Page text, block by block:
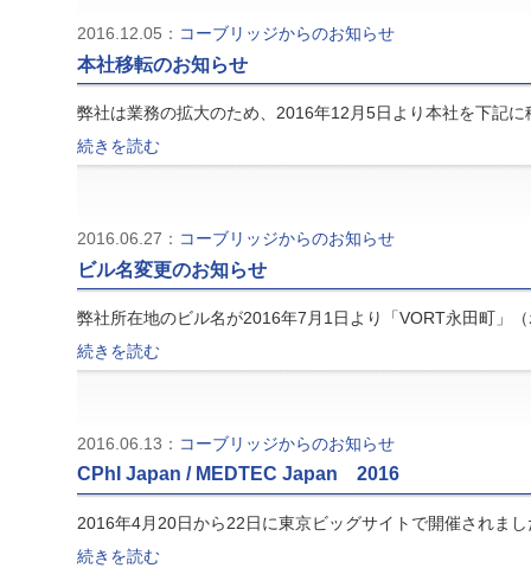
2016.12.05： コーブリッジからのお知らせ
本社移転のお知らせ
弊社は業務の拡大のため、2016年12月5日より本社を下記
続きを読む
2016.06.27： コーブリッジからのお知らせ
ビル名変更のお知らせ
弊社所在地のビル名が2016年7月1日より「VORT永田町」
続きを読む
2016.06.13： コーブリッジからのお知らせ
CPhI Japan / MEDTEC Japan 2016
2016年4月20日から22日に東京ビッグサイトで開催されま
続きを読む